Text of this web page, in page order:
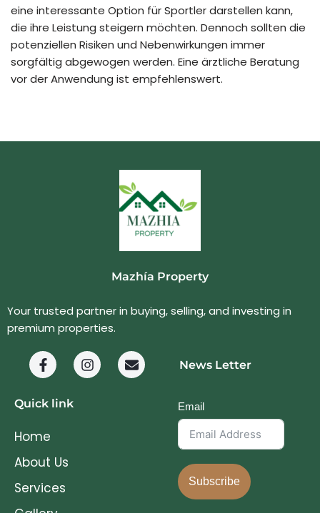
eine interessante Option für Sportler darstellen kann,
die ihre Leistung steigern möchten. Dennoch sollten die
potenziellen Risiken und Nebenwirkungen immer
sorgfältig abgewogen werden. Eine ärztliche Beratung
vor der Anwendung ist empfehlenswert.
Mazhía Property
Your trusted partner in buying, selling, and investing in
premium properties.
Quick link
Home
About Us
Services
News Letter
Email
Subscribe